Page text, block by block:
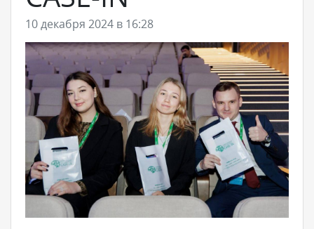
10 декабря 2024 в 16:28